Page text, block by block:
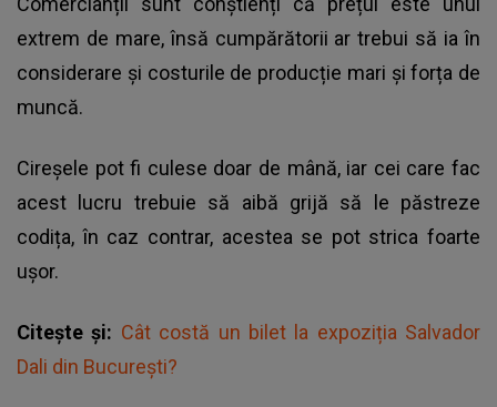
extrem de mare, însă cumpărătorii ar trebui să ia în
considerare și costurile de producție mari și forța de
muncă.
Cireșele pot fi culese doar de mână, iar cei care fac
acest lucru trebuie să aibă grijă să le păstreze
codița, în caz contrar, acestea se pot strica foarte
ușor.
Citește și: Cât costă un bilet la expoziția Salvador
Dali din București?